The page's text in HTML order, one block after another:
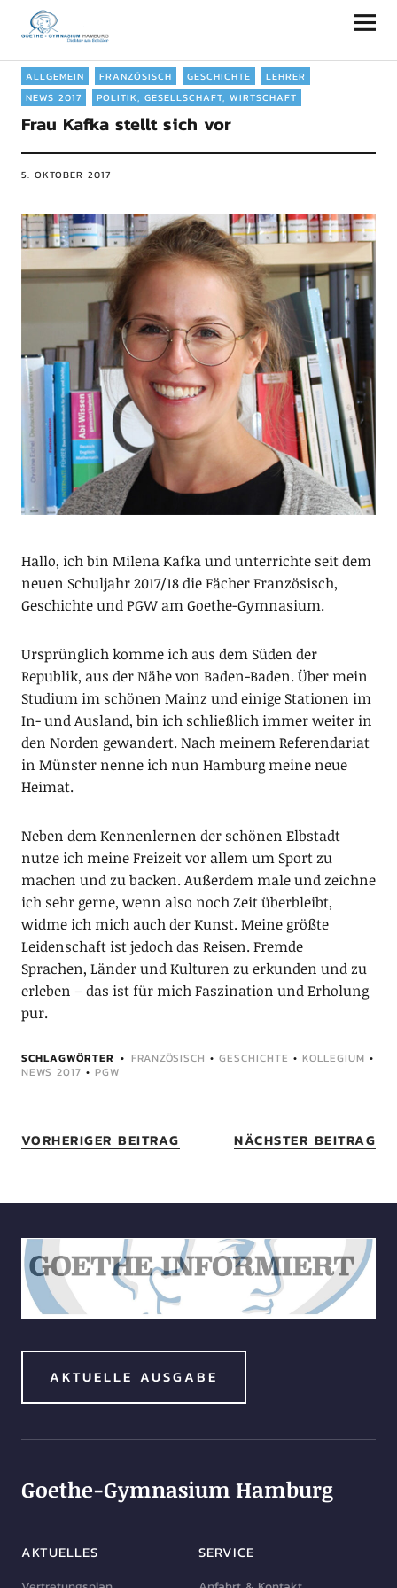
Goethe-Gymnasium Hamburg
ALLGEMEIN FRANZÖSISCH GESCHICHTE
LEHRER
NEWS 2017
POLITIK, GESELLSCHAFT, WIRTSCHAFT
Frau Kafka stellt sich vor
5. OKTOBER 2017
Hallo, ich bin Milena Kafka und unterrichte seit dem
neuen Schuljahr 2017/18 die Fächer Französisch,
Geschichte und PGW am Goethe-Gymnasium.
Ursprünglich komme ich aus dem Süden der
Republik, aus der Nähe von Baden-Baden. Über mein
Studium im schönen Mainz und einige Stationen im
In- und Ausland, bin ich schließlich immer weiter in
den Norden gewandert. Nach meinem Referendariat
in Münster nenne ich nun Hamburg meine neue
Heimat.
Neben dem Kennenlernen der schönen Elbstadt
nutze ich meine Freizeit vor allem um Sport zu
machen und zu backen. Außerdem male und zeichne
ich sehr gerne, wenn also noch Zeit überbleibt,
widme ich mich auch der Kunst. Meine größte
Leidenschaft ist jedoch das Reisen. Fremde
Sprachen, Länder und Kulturen zu erkunden und zu
erleben – das ist für mich Faszination und Erholung
pur.
SCHLAGWÖRTER FRANZÖSISCH • GESCHICHTE • KOLLEGIUM •
NEWS 2017 • PGW
VORHERIGER BEITRAG NÄCHSTER BEITRAG
AKTUELLE AUSGABE
Goethe-Gymnasium Hamburg
AKTUELLES SERVICE